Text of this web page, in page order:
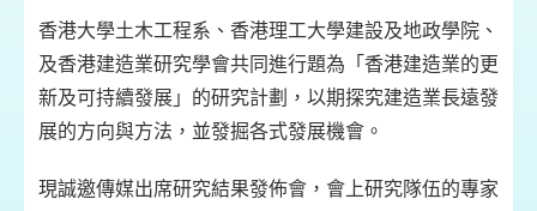
香港大學土木工程系、香港理工大學建設及地政學院、
及香港建造業研究學會共同進行題為「香港建造業的更
新及可持續發展」的研究計劃，以期探究建造業長遠發
展的方向與方法，並發掘各式發展機會。
現誠邀傳媒出席研究結果發佈會，會上研究隊伍的專家